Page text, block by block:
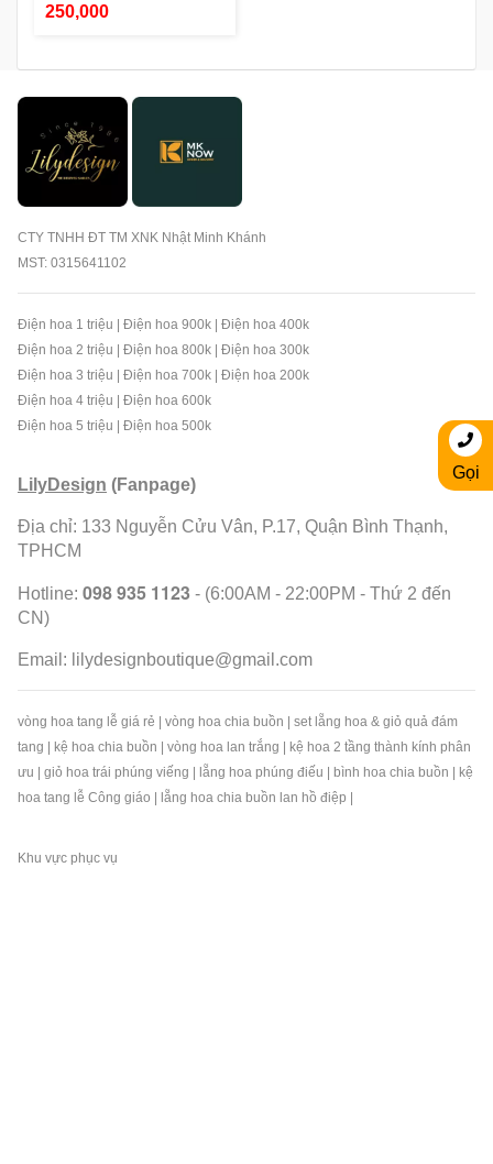
250,000
CTY TNHH ĐT TM XNK Nhật Minh Khánh
MST: 0315641102
Điện hoa 1 triệu | Điện hoa 900k | Điện hoa 400k
Điện hoa 2 triệu | Điện hoa 800k | Điện hoa 300k
Điện hoa 3 triệu | Điện hoa 700k | Điện hoa 200k
Điện hoa 4 triệu | Điện hoa 600k
Điện hoa 5 triệu | Điện hoa 500k
LilyDesign (Fanpage)
Địa chỉ: 133 Nguyễn Cửu Vân, P.17, Quận Bình Thạnh,
TPHCM
Hotline: 098 935 1123 - (6:00AM - 22:00PM - Thứ 2 đến
CN)
Email: lilydesignboutique@gmail.com
vòng hoa tang lễ giá rẻ | vòng hoa chia buồn | set lẵng hoa & giỏ quả đám
tang | kệ hoa chia buồn | vòng hoa lan trắng | kệ hoa 2 tầng thành kính phân
ưu | giỏ hoa trái phúng viếng | lẵng hoa phúng điếu | bình hoa chia buồn | kệ
hoa tang lễ Công giáo | lẵng hoa chia buồn lan hồ điệp |
Khu vực phục vụ
Gọi